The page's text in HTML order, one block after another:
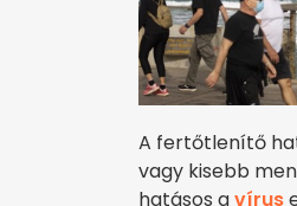
A fertőtlenítő
vagy kisebb
hatásos avírus